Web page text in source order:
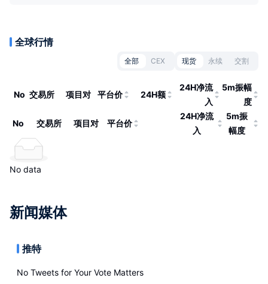
全球行情
全部 CEX 现货 永续 交割
No 交易所 项目对 平台价 24H额
24H净流
入
5m振幅
度
No 交易所 项目对 平台价
24H净流
入
5m振
幅度
No data
新闻媒体
推特
No Tweets for Your Vote Matters